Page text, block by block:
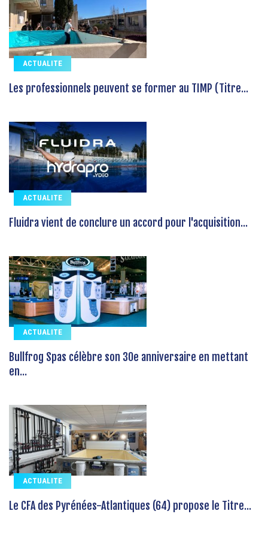
ACTUALITE
Les professionnels peuvent se former au TIMP (Titre...
ACTUALITE
Fluidra vient de conclure un accord pour l'acquisition...
ACTUALITE
Bullfrog Spas célèbre son 30e anniversaire en mettant
en...
ACTUALITE
Le CFA des Pyrénées-Atlantiques (64) propose le Titre...